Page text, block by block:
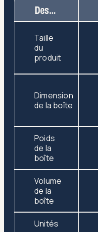
Description
Taille
du
produit
Dimension
de la boîte
Poids
de la
boîte
Volume
de la
boîte
Unités